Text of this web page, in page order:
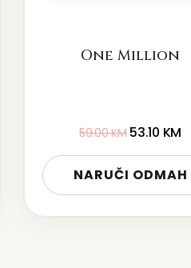
One Million
59.00KM 53.10 KM
NARUČI ODMAH